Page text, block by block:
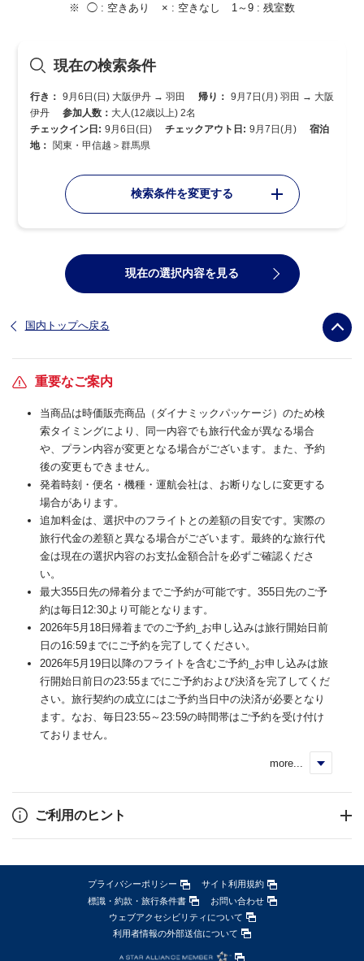
◯ : 空きあり × : 空きなし 1～9 : 残室数
現在の検索条件
行き： 9月6日(日) 大阪伊丹 → 羽田 帰り： 9月7日(月) 羽田 → 大阪
伊丹
参加人数： 大人(12歳以上) 2名
チェックイン日: 9月6日(日) チェックアウト日: 9月7日(月)
宿泊
地：
関東・甲信越＞群馬県
検索条件を変更する
現在の選択内容を見る
国内トップへ戻る
重要なご案内
当商品は時価販売商品（ダイナミックパッケージ）のため検
索タイミングにより、同一内容でも旅行代金が異なる場合
や、プラン内容が変更となる場合がございます。また、予約
後の変更もできません。
発着時刻・便名・機種・運航会社は、お断りなしに変更する
場合があります。
追加料金は、選択中のフライトとの差額の目安です。実際の
旅行代金の差額と異なる場合がございます。最終的な旅行代
金は現在の選択内容のお支払金額合計を必ずご確認くださ
い。
最大355日先の帰着分までご予約が可能です。355日先のご予
約は毎日12:30より可能となります。
2026年5月18日帰着までのご予約_お申し込みは旅行開始日前
日の16:59までにご予約を完了してください。
2026年5月19日以降のフライトを含むご予約_お申し込みは旅
行開始日前日の23:55までにご予約および決済を完了してくだ
さい。旅行契約の成立にはご予約当日中の決済が必要となり
ます。なお、毎日23:55～23:59の時間帯はご予約を受け付け
ておりません。
more...
ご利用のヒント
プライバシーポリシー
サイト利用規約
標識・約款・旅行条件書
お問い合わせ
ウェブアクセシビリティについて
利用者情報の外部送信について